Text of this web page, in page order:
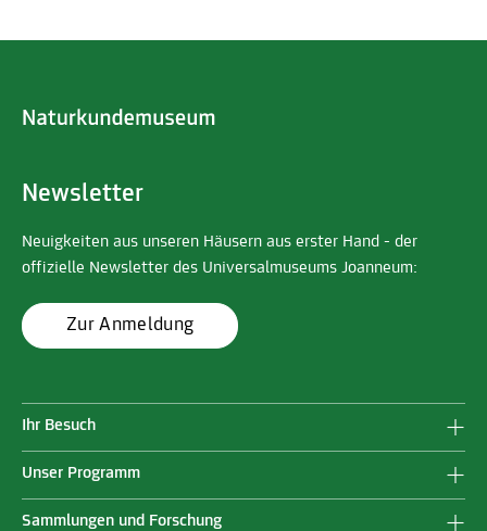
Newsletter
Neuigkeiten aus unseren Häusern aus erster Hand - der
offizielle Newsletter des Universalmuseums Joanneum:
Zur Anmeldung
Ihr Besuch
Unser Programm
Sammlungen und Forschung